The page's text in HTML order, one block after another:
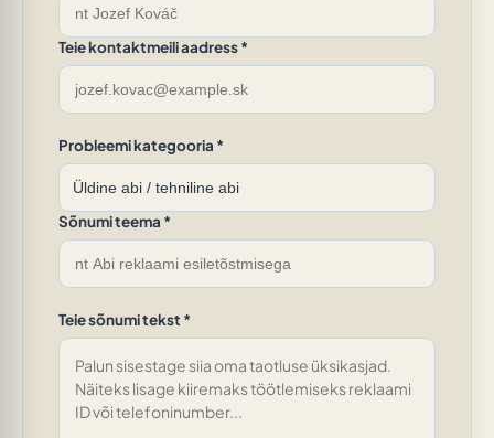
Teie kontaktmeili aadress *
Probleemi kategooria *
Sõnumi teema *
Teie sõnumi tekst *